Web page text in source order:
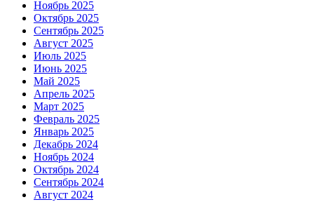
Ноябрь 2025
Октябрь 2025
Сентябрь 2025
Август 2025
Июль 2025
Июнь 2025
Май 2025
Апрель 2025
Март 2025
Февраль 2025
Январь 2025
Декабрь 2024
Ноябрь 2024
Октябрь 2024
Сентябрь 2024
Август 2024